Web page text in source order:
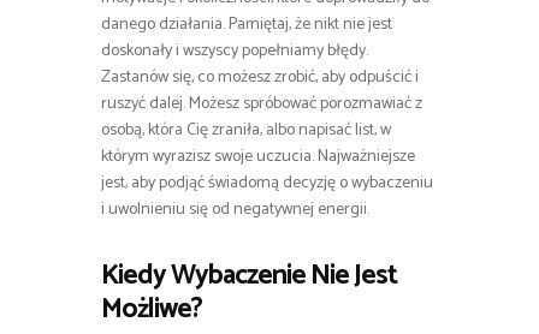
danego działania. Pamiętaj, że nikt nie jest
doskonały i wszyscy popełniamy błędy.
Zastanów się, co możesz zrobić, aby odpuścić i
ruszyć dalej. Możesz spróbować porozmawiać z
osobą, która Cię zraniła, albo napisać list, w
którym wyrazisz swoje uczucia. Najważniejsze
jest, aby podjąć świadomą decyzję o wybaczeniu
i uwolnieniu się od negatywnej energii.
Kiedy Wybaczenie Nie Jest
Możliwe?